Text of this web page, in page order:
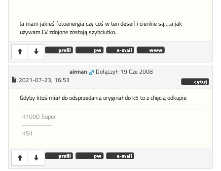
Ja mam jakieś fotoenergia czy coś w ten deseń i cienkie są....a jak
używam LV zdojone zostają szybciutko..
airman
Dołączył: 19 Cze 2008
2021-07-23, 16:53
Gdyby ktoś miał do odsprzedania oryginał do k5 to z chęcią odkupie
K100D Super
------------
K5II